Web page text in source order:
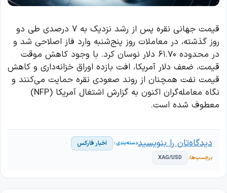
قیمت جهانی نقره پس از رشد نزدیک به ۷ درصدی طی دو
روز گذشته، در معاملات روز پنج‌شنبه وارد فاز اصلاحی شد و
در محدوده ۶۱.۷۰ دلار نوسان کرد. با وجود کاهش موقت
قیمت، ضعف دلار آمریکا، افت بازده اوراق خزانه‌داری و کاهش
قیمت نفت همچنان از روند صعودی نقره حمایت می‌کنند و
نگاه معامله‌گران اکنون به گزارش اشتغال آمریکا (NFP)
معطوف شده است.
اخبار فارکس
XAG/USD
دیدگاه‌تان را بنویسید